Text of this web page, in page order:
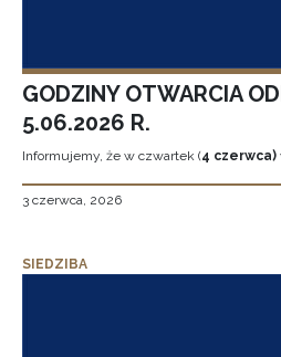
GODZINY OTWARCIA
5.06.2026 R.
Informujemy, że w czwartek (4 czerwca)
3 czerwca, 2026
SIEDZIBA